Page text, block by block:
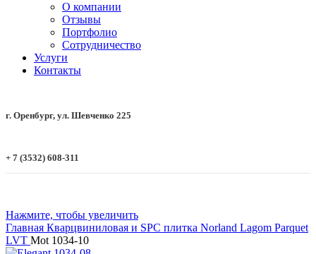
О компании
Отзывы
Портфолио
Сотрудничество
Услуги
Контакты
г. Оренбург, ул. Шевченко 225
+ 7 (3532) 608-311
Нажмите, чтобы увеличить
Главная Кварцвиниловая и SPC плитка Norland Lagom Parquet
LVT Mot 1034-10